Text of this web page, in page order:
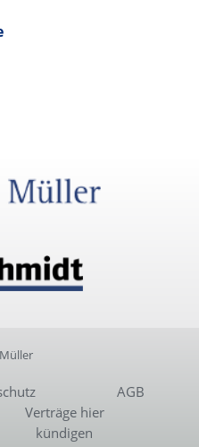
AGB
Verträge hier
kündigen